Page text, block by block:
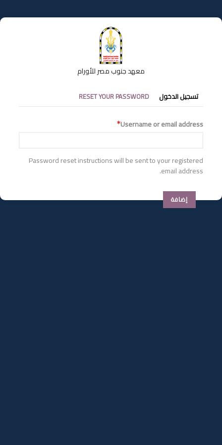
إلى
المحتوى
معهد جنوب مصر للأورام
التبويبات
الأساسية
تسجيل الدخول RESET YOUR PASSWORD
Username or email address
Password reset instructions will be sent to your registered
email address.